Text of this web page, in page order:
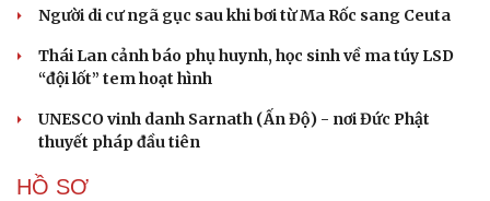
Người di cư ngã gục sau khi bơi từ Ma Rốc sang Ceuta
Thái Lan cảnh báo phụ huynh, học sinh về ma túy LSD
“đội lốt” tem hoạt hình
UNESCO vinh danh Sarnath (Ấn Độ) - nơi Đức Phật
thuyết pháp đầu tiên
HỒ SƠ